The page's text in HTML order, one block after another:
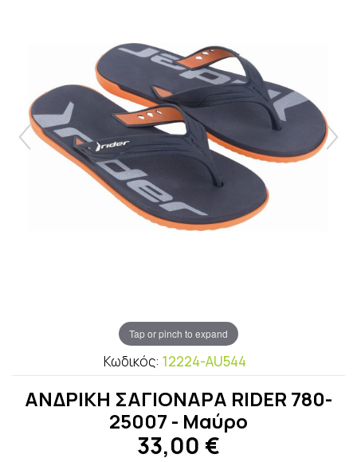
Tap or pinch to expand
Κωδικός: 12224-AU544
ΑΝΔΡΙΚΗ ΣΑΓΙΟΝΑΡΑ RIDER 780-
25007 - Μαύρο
33,00 €